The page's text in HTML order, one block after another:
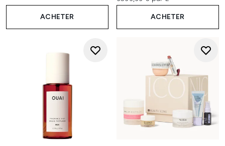
ACHETER ACHETER